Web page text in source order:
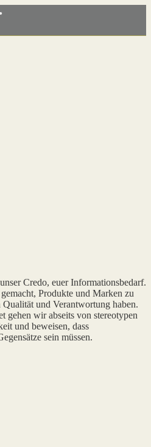
Credo, euer Informationsbedarf.
Produkte und Marken zu
und Verantwortung haben.
gehen wir abseits von stereotypen
und beweisen, dass
sein müssen.